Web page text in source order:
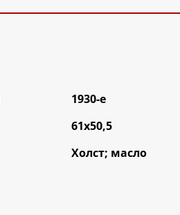
1930-е
61х50,5
Холст; масло